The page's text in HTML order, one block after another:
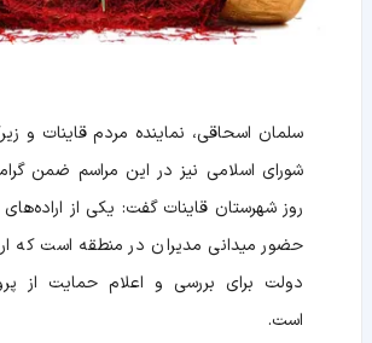
سلمان اسحاقی، نماینده مردم قاینات و
روز شهرستان قاینات گفت: یکی از
حضور میدانی مدیران در منطقه است که
دولت برای بررسی و اعلام حمایت از
است.